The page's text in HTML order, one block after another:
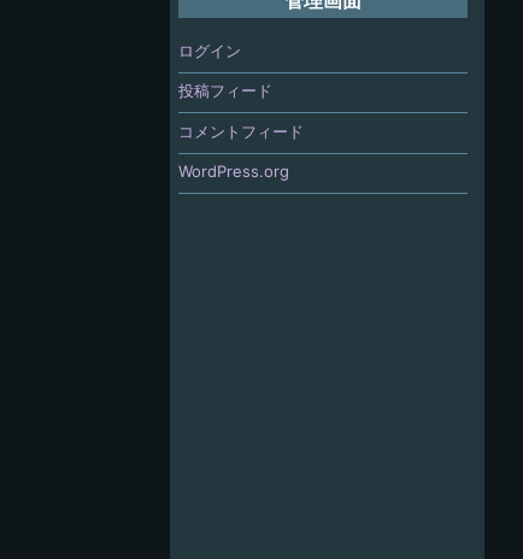
ログイン
投稿フィード
コメントフィード
WordPress.org